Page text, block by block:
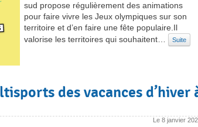
sud propose régulièrement des animations
pour faire vivre les Jeux olympiques sur son
territoire et d’en faire une fête populaire.Il
valorise les territoires qui souhaitent…
Suite
des vacances d’hiver
Le 8 janvier